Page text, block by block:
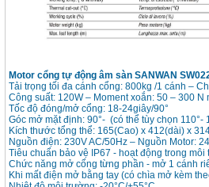
Motor cổng tự động âm sàn SANWAN
Tải trọng tối đa cánh cổng: 800kg /1 cánh –
Công suất: 120W – Moment xoắn: 50 – 300 N
Tốc độ đóng/mở cổng: 18-24giây/90°
Góc mở mặt định: 90°- (có thể tùy chọn 110°-
Kích thước tổng thể: 165(Cao) x 412(dài) x
Nguồn điện: 230V AC/50Hz – Nguồn Motor:
Tiêu chuẩn bảo vệ IP67 - hoạt động trong
Chức năng mở cổng từng phần - mở 1 cánh
Khi mất điện mở bằng tay (có chìa mở kèm